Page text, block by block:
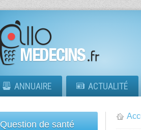
ANNUAIRE ACTUALITÉ
Question de santé